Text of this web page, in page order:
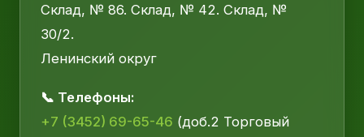
Склад, № 86. Склад, № 42. Склад, №
30/2.
Ленинский округ
📞 Телефоны:
+7 (3452) 69-65-46 (доб.2 Торговый